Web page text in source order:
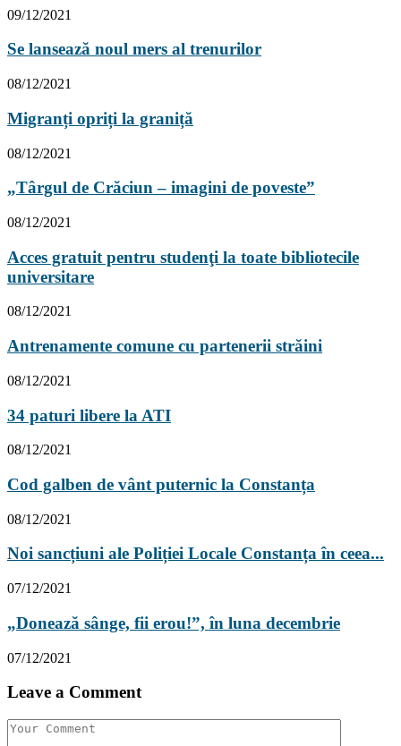
09/12/2021
Se lansează noul mers al trenurilor
08/12/2021
Migranți opriți la graniță
08/12/2021
„Târgul de Crăciun – imagini de poveste”
08/12/2021
Acces gratuit pentru studenţi la toate bibliotecile
universitare
08/12/2021
Antrenamente comune cu partenerii străini
08/12/2021
34 paturi libere la ATI
08/12/2021
Cod galben de vânt puternic la Constanța
08/12/2021
Noi sancțiuni ale Poliției Locale Constanța în ceea...
07/12/2021
„Donează sânge, fii erou!”, în luna decembrie
07/12/2021
Leave a Comment